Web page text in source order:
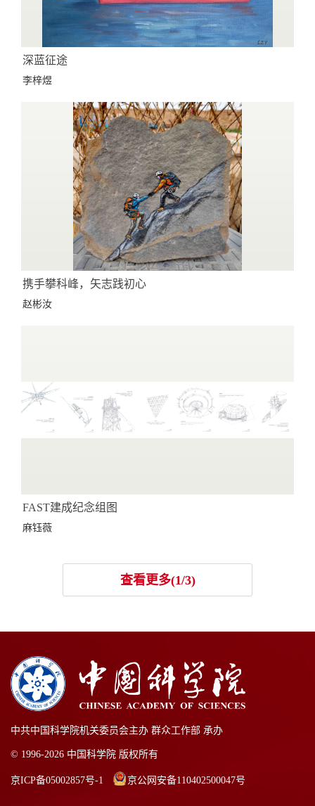
深蓝征途
李梓煜
携手攀科峰，矢志践初心
赵彬汝
FAST建成纪念组图
麻钰薇
查看更多(1/3)
中共中国科学院机关委员会主办 群众工作部 承办
© 1996-2026 中国科学院 版权所有
京ICP备05002857号-1 京公网安备110402500047号